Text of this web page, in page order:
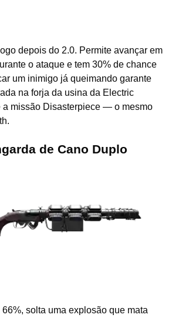
depois do 2.0. Permite avançar em
o ataque e tem 30% de chance
um inimigo já queimando garante
na forja da usina da Electric
a missão Disasterpiece — o mesmo
de Cano Duplo
solta uma explosão que mata